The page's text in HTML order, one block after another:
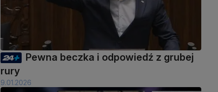
Pewna beczka i odpowiedź z grubej
rury
9.01.2026